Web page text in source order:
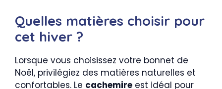
Quelles matières choisir pour
cet hiver ?
Lorsque vous choisissez votre bonnet de
Noël, privilégiez des matières naturelles et
confortables. Le cachemire est idéal pour